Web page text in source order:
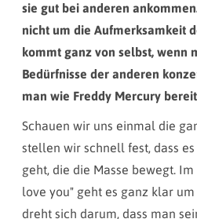
sie gut bei anderen
nicht um die Aufmerksamkeit
kommt ganz von selbst, wenn
Bedürfnisse der anderen
man wie Freddy Mercury
Schauen wir uns einmal die
stellen wir schnell fest, dass
geht, die die Masse bewegt.
love you" geht es ganz klar
dreht sich darum, dass man